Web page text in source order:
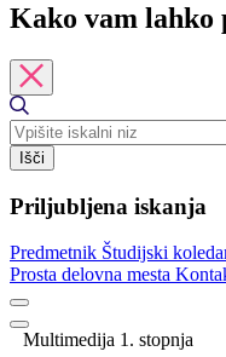
Kako vam lahko
Išči
Priljubljena iskanja
Predmetnik Študijski
Prosta delovna mesta
Multimedija 1. stopnja